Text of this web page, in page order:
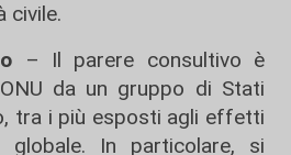
civile.
– Il parere consultivo è
da un gruppo di Stati
tra i più esposti agli effetti
globale. In particolare, si